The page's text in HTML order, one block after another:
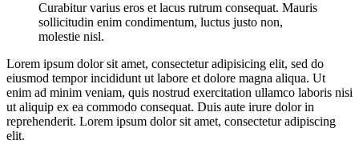
Curabitur varius eros et lacus rutrum consequat. Mauris
sollicitudin enim condimentum, luctus justo non,
molestie nisl.
Lorem ipsum dolor sit amet, consectetur adipisicing elit, sed do
eiusmod tempor incididunt ut labore et dolore magna aliqua. Ut
enim ad minim veniam, quis nostrud exercitation ullamco laboris nisi
ut aliquip ex ea commodo consequat. Duis aute irure dolor in
reprehenderit. Lorem ipsum dolor sit amet, consectetur adipiscing
elit.